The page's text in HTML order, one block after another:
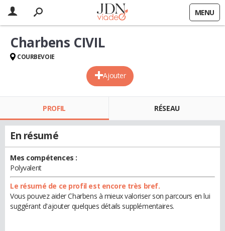
MENU
Ajouter
Charbens CIVIL
COURBEVOIE
PROFIL RÉSEAU
En résumé
Mes compétences :
Polyvalent
Le résumé de ce profil est encore très bref.
Vous pouvez aider Charbens à mieux valoriser son parcours en lui
suggérant d'ajouter quelques détails supplémentaires.